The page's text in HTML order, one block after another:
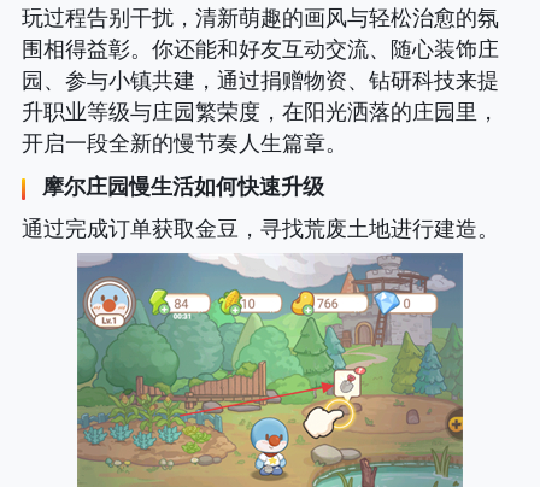
玩过程告别干扰，清新萌趣的画风与轻松治愈的氛
围相得益彰。你还能和好友互动交流、随心装饰庄
园、参与小镇共建，通过捐赠物资、钻研科技来提
升职业等级与庄园繁荣度，在阳光洒落的庄园里，
开启一段全新的慢节奏人生篇章。
摩尔庄园慢生活如何快速升级
通过完成订单获取金豆，寻找荒废土地进行建造。